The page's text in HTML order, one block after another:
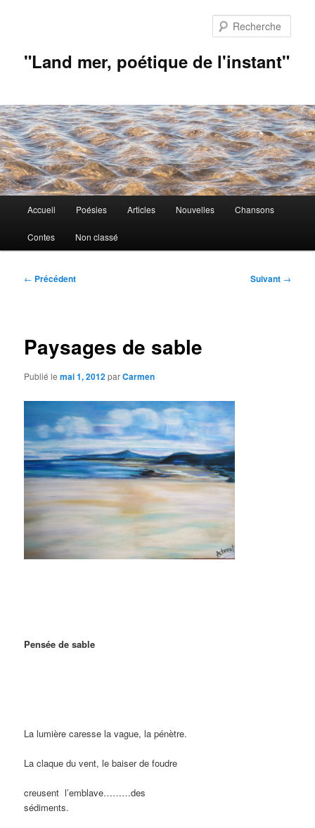
"Land mer, poétique de l'instant"
principal
Accueil Poésies Articles Nouvelles Chansons
Contes Non classé
Navigation
← Précédent Suivant →
Paysages de sable
Publié lemai 1, 2012parCarmen
Pensée de sable
La lumière caresse la vague, la pénètre.
La claque du vent, le baiser de foudre
creusent l’emblave………des
sédiments.